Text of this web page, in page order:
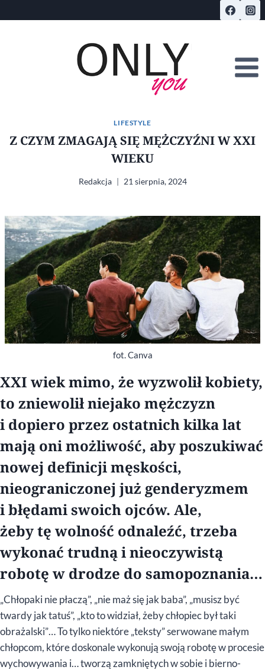
do
LIFESTYLE
Z CZYM ZMAGAJĄ SIĘ MĘŻCZYŹNI W XXI
WIEKU
Redakcja 21 sierpnia, 2024
fot. Canva
XXI wiek mimo, że wyzwolił kobiety,
to zniewolił niejako mężczyzn
i dopiero przez ostatnich kilka lat
mają oni możliwość, aby poszukiwać
nowej definicji męskości,
nieograniczonej już genderyzmem
i błędami swoich ojców. Ale,
żeby tę wolność odnaleźć, trzeba
wykonać trudną i nieoczywistą
robotę w drodze do samopoznania…
„Chłopaki nie płaczą”, „nie maż się jak baba”, „musisz być
twardy jak tatuś”, „kto to widział, żeby chłopiec był taki
obrażalski”… To tylko niektóre „teksty” serwowane małym
chłopcom, które doskonale wykonują swoją robotę w procesie
wychowywania i… tworzą zamkniętych w sobie i bierno-